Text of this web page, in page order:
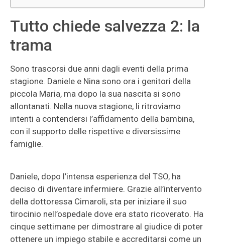
Tutto chiede salvezza 2: la
trama
Sono trascorsi due anni dagli eventi della prima
stagione. Daniele e Nina sono ora i genitori della
piccola Maria, ma dopo la sua nascita si sono
allontanati. Nella nuova stagione, li ritroviamo
intenti a contendersi l’affidamento della bambina,
con il supporto delle rispettive e diversissime
famiglie.
Daniele, dopo l’intensa esperienza del TSO, ha
deciso di diventare infermiere. Grazie all’intervento
della dottoressa Cimaroli, sta per iniziare il suo
tirocinio nell’ospedale dove era stato ricoverato. Ha
cinque settimane per dimostrare al giudice di poter
ottenere un impiego stabile e accreditarsi come un